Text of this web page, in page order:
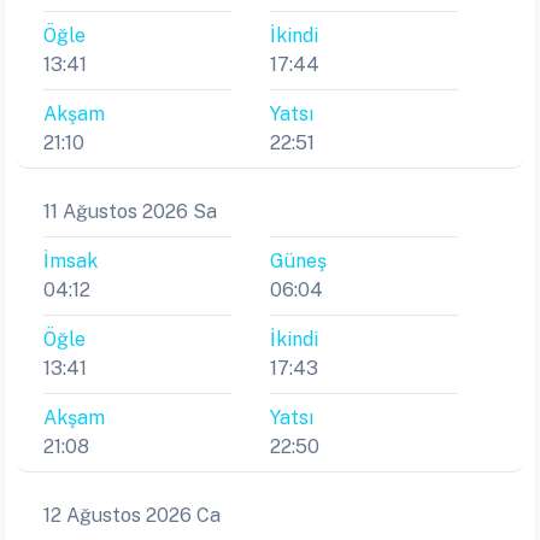
Öğle
13:41
İkindi
17:44
Akşam
21:10
Yatsı
22:51
11 Ağustos 2026 Sa
İmsak
04:12
Güneş
06:04
Öğle
13:41
İkindi
17:43
Akşam
21:08
Yatsı
22:50
12 Ağustos 2026 Ca